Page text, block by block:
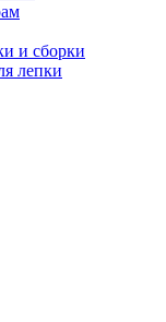
и сборки
лепки